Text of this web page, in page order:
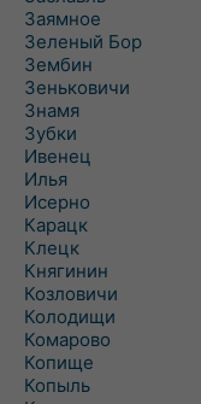
Заямное
Зеленый Бор
Зембин
Зеньковичи
Знамя
Зубки
Ивенец
Илья
Исерно
Карацк
Клецк
Княгинин
Козловичи
Колодищи
Комарово
Копище
Копыль